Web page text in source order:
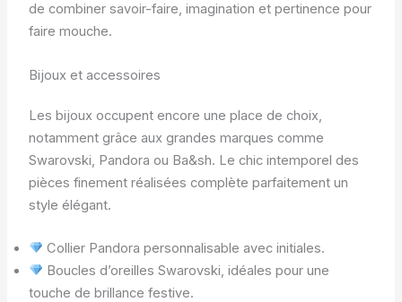
de combiner savoir-faire, imagination et pertinence pour
faire mouche.
Bijoux et accessoires
Les bijoux occupent encore une place de choix,
notamment grâce aux grandes marques comme
Swarovski, Pandora ou Ba&sh. Le chic intemporel des
pièces finement réalisées complète parfaitement un
style élégant.
Collier Pandora personnalisable avec initiales.
Boucles d’oreilles Swarovski, idéales pour une
touche de brillance festive.